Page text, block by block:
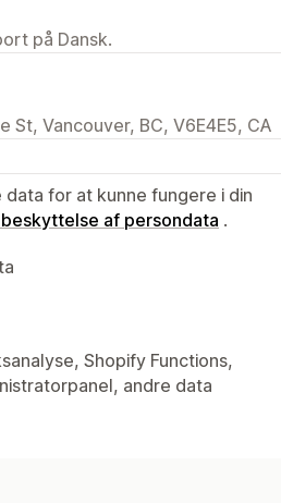
på Dansk.
St, Vancouver, BC, V6E4E5, CA
for at kunne fungere i din
af persondata .
Shopify Functions,
andre data